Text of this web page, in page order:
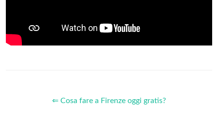
⇐ Cosa fare a Firenze oggi gratis?